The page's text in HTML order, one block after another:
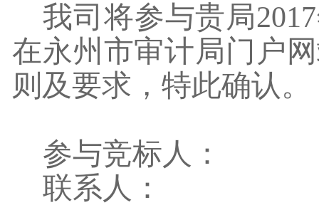
我司将参与贵局2017
在永州市审计局门户
则及要求，特此确认。
参与竞标人：
联系人：